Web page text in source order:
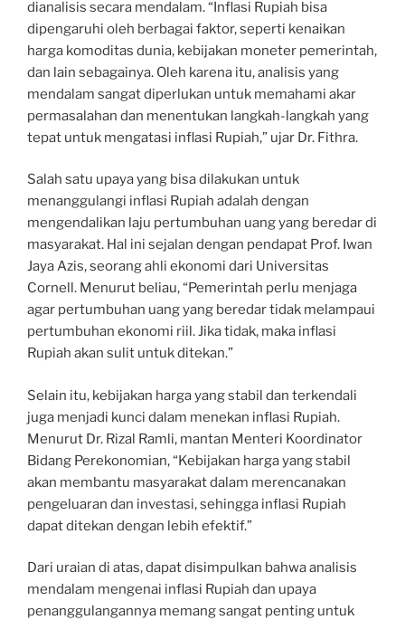
dianalisis secara mendalam. “Inflasi Rupiah bisa
dipengaruhi oleh berbagai faktor, seperti kenaikan
harga komoditas dunia, kebijakan moneter pemerintah,
dan lain sebagainya. Oleh karena itu, analisis yang
mendalam sangat diperlukan untuk memahami akar
permasalahan dan menentukan langkah-langkah yang
tepat untuk mengatasi inflasi Rupiah,” ujar Dr. Fithra.
Salah satu upaya yang bisa dilakukan untuk
menanggulangi inflasi Rupiah adalah dengan
mengendalikan laju pertumbuhan uang yang beredar di
masyarakat. Hal ini sejalan dengan pendapat Prof. Iwan
Jaya Azis, seorang ahli ekonomi dari Universitas
Cornell. Menurut beliau, “Pemerintah perlu menjaga
agar pertumbuhan uang yang beredar tidak melampaui
pertumbuhan ekonomi riil. Jika tidak, maka inflasi
Rupiah akan sulit untuk ditekan.”
Selain itu, kebijakan harga yang stabil dan terkendali
juga menjadi kunci dalam menekan inflasi Rupiah.
Menurut Dr. Rizal Ramli, mantan Menteri Koordinator
Bidang Perekonomian, “Kebijakan harga yang stabil
akan membantu masyarakat dalam merencanakan
pengeluaran dan investasi, sehingga inflasi Rupiah
dapat ditekan dengan lebih efektif.”
Dari uraian di atas, dapat disimpulkan bahwa analisis
mendalam mengenai inflasi Rupiah dan upaya
penanggulangannya memang sangat penting untuk